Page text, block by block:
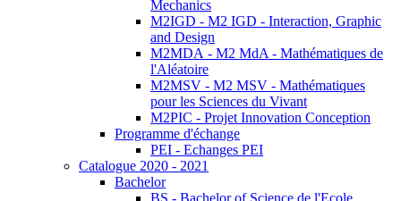
Mechanics
M2IGD - M2 IGD - Interaction, Graphic
and Design
M2MDA - M2 MdA - Mathématiques de
l'Aléatoire
M2MSV - M2 MSV - Mathématiques
pour les Sciences du Vivant
M2PIC - Projet Innovation Conception
Programme d'échange
PEI - Echanges PEI
Catalogue 2020 - 2021
Bachelor
BS - Bachelor of Science de l'Ecole